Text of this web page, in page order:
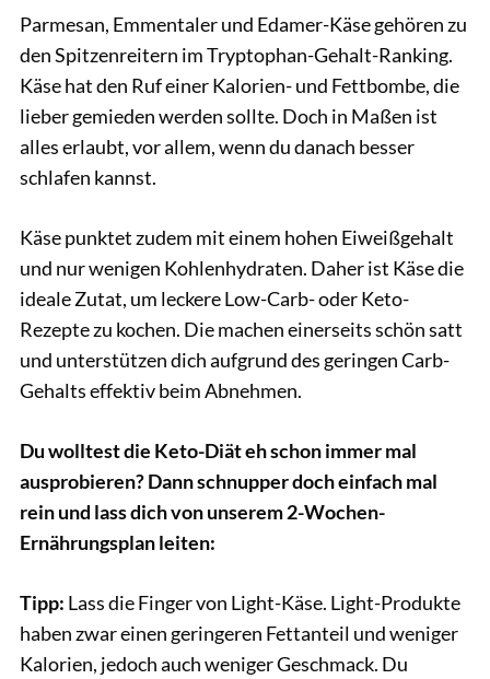
Parmesan, Emmentaler und Edamer-Käse gehören zu
den Spitzenreitern im Tryptophan-Gehalt-Ranking.
Käse hat den Ruf einer Kalorien- und Fettbombe, die
lieber gemieden werden sollte. Doch in Maßen ist
alles erlaubt, vor allem, wenn du danach besser
schlafen kannst.
Käse punktet zudem mit einem hohen Eiweißgehalt
und nur wenigen Kohlenhydraten. Daher ist Käse die
ideale Zutat, um leckere Low-Carb- oder Keto-
Rezepte zu kochen. Die machen einerseits schön satt
und unterstützen dich aufgrund des geringen Carb-
Gehalts effektiv beim Abnehmen.
Du wolltest die Keto-Diät eh schon immer mal
ausprobieren? Dann schnupper doch einfach mal
rein und lass dich von unserem 2-Wochen-
Ernährungsplan leiten:
Tipp: Lass die Finger von Light-Käse. Light-Produkte
haben zwar einen geringeren Fettanteil und weniger
Kalorien, jedoch auch weniger Geschmack. Du